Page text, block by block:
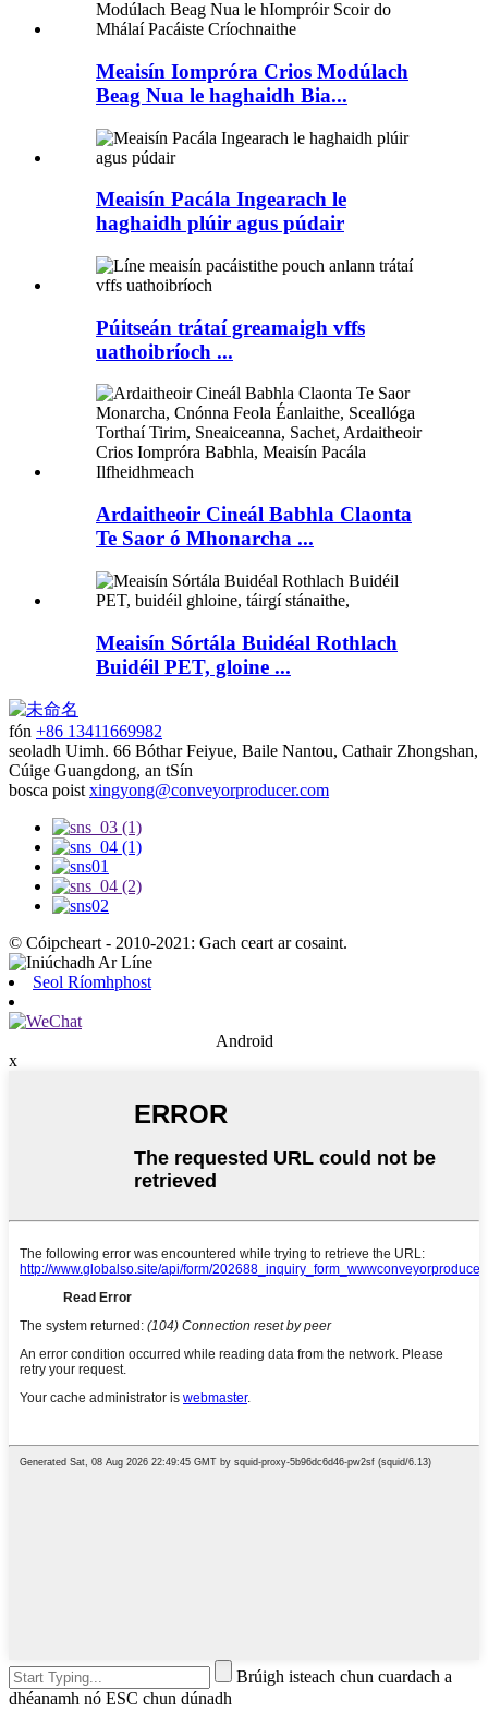
Meaisín Iompróra Crios Modúlach
Beag Nua le haghaidh Bia...
Meaisín Pacála Ingearach le
haghaidh plúir agus púdair
Púitseán trátaí greamaigh vffs
uathoibríoch ...
Ardaitheoir Cineál Babhla Claonta
Te Saor ó Mhonarcha ...
Meaisín Sórtála Buidéal Rothlach
Buidéil PET, gloine ...
fón +86 13411669982
seoladh Uimh. 66 Bóthar Feiyue, Baile Nantou, Cathair Zhongshan,
Cúige Guangdong, an tSín
bosca poist xingyong@conveyorproducer.com
© Cóipcheart - 2010-2021: Gach ceart ar cosaint.
Seol Ríomhphost
Android
x
Brúigh isteach chun cuardach a
dhéanamh nó ESC chun dúnadh